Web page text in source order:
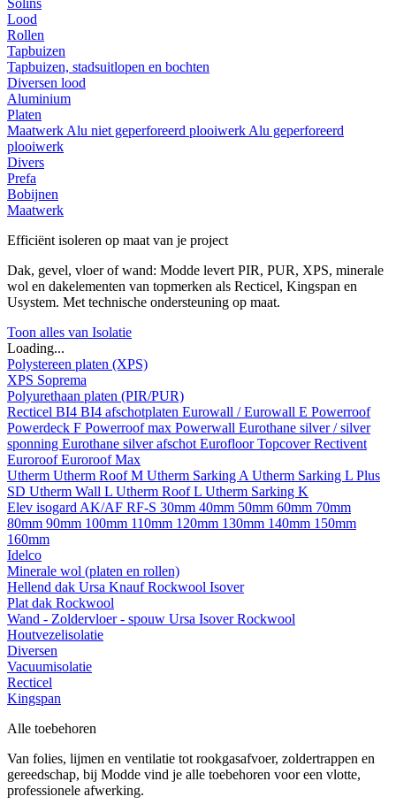
Solins
Lood
Rollen
Tapbuizen
Tapbuizen, stadsuitlopen en bochten
Diversen lood
Aluminium
Platen
Maatwerk Alu niet geperforeerd plooiwerk Alu geperforeerd
plooiwerk
Divers
Prefa
Bobijnen
Maatwerk
Efficiënt isoleren op maat van je project
Dak, gevel, vloer of wand: Modde levert PIR, PUR, XPS, minerale
wol en dakelementen van topmerken als Recticel, Kingspan en
Usystem. Met technische ondersteuning op maat.
Toon alles van Isolatie
Loading...
Polystereen platen (XPS)
XPS Soprema
Polyurethaan platen (PIR/PUR)
Recticel BI4 BI4 afschotplaten Eurowall / Eurowall E Powerroof
Powerdeck F Powerroof max Powerwall Eurothane silver / silver
sponning Eurothane silver afschot EurofloorTopcoverRectivent
EuroroofEuroroof Max
Utherm Utherm Roof M Utherm Sarking A Utherm Sarking L Plus
SD Utherm Wall L Utherm Roof L Utherm Sarking K
Elev isogard AK/AF RF-S 30mm 40mm 50mm 60mm 70mm
80mm 90mm 100mm 110mm 120mm 130mm 140mm 150mm
160mm
Idelco
Minerale wol (platen en rollen)
Hellend dak Ursa KnaufRockwool Isover
Plat dak Rockwool
Wand - Zoldervloer - spouw Ursa IsoverRockwool
Houtvezelisolatie
Diversen
Vacuumisolatie
Recticel
Kingspan
Alle toebehoren
Van folies, lijmen en ventilatie tot rookgasafvoer, zoldertrappen en
gereedschap, bij Modde vind je alle toebehoren voor een vlotte,
professionele afwerking.